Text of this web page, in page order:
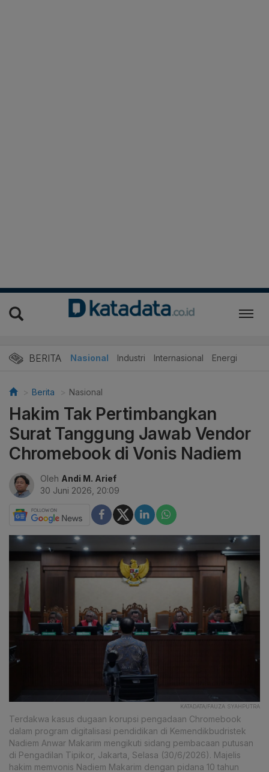
BERITA Nasional Industri Internasional Energi
Berita Nasional
Hakim Tak Pertimbangkan
Surat Tanggung Jawab Vendor
Chromebook di Vonis Nadiem
Oleh Andi M. Arief
30 Juni 2026, 20:09
KATADATA/FAUZA SYAHPUTRA
Terdakwa kasus dugaan korupsi pengadaan Chromebook
dalam program digitalisasi pendidikan di Kemendikbudristek
Nadiem Anwar Makarim mengikuti sidang pembacaan putusan
di Pengadilan Tipikor, Jakarta, Selasa (30/6/2026). Majelis
hakim memvonis Nadiem Makarim dengan pidana 10 tahun